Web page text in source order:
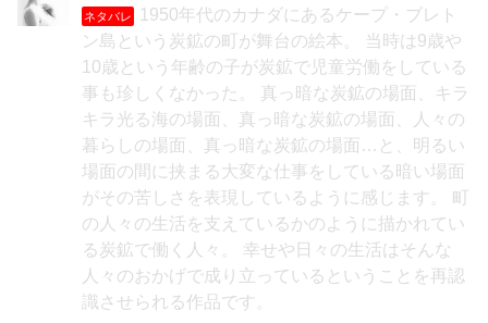
ネタバレ
1950年代のカナダにあるケープ・ブレト
ン島という炭鉱の町が舞台の絵本。 当時は9歳や
10歳という年齢の子が炭鉱で児童労働をしている
事も珍しくなかった。 真っ暗な炭鉱の場面、キラ
キラ光る海の場面、真っ暗な炭鉱の場面、人々の
暮らしの場面、真っ暗な炭鉱の場面…と、明るい
場面の間に挟まる大変な仕事をしている暗い場面
がその苦しさを表現しているように感じます。 町
の人々の生活を支えているかのように描かれてい
る炭鉱で働く人々。 幸せや日々の生活はそんな
人々のおかげで成り立っているということを再認
識させられる作品です。